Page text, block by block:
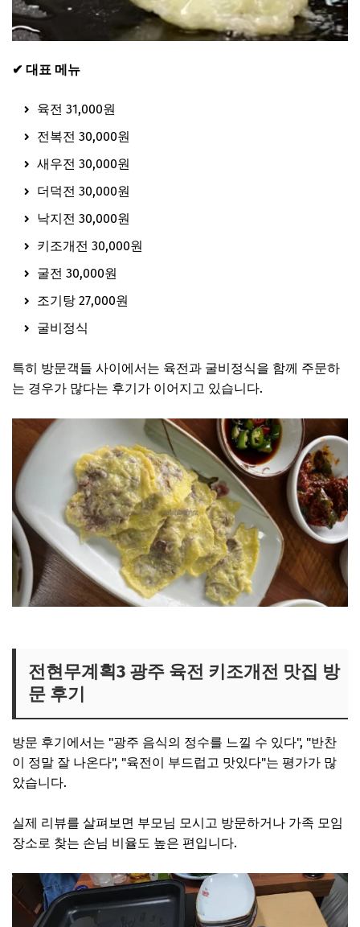
✔ 대표 메뉴
육전 31,000원
전복전 30,000원
새우전 30,000원
더덕전 30,000원
낙지전 30,000원
키조개전 30,000원
굴전 30,000원
조기탕 27,000원
굴비정식
특히 방문객들 사이에서는 육전과 굴비정식을 함께 주문하
는 경우가 많다는 후기가 이어지고 있습니다.
전현무계획3 광주 육전 키조개전 맛집 방
문 후기
방문 후기에서는 "광주 음식의 정수를 느낄 수 있다", "반찬
이 정말 잘 나온다", "육전이 부드럽고 맛있다"는 평가가 많
았습니다.
실제 리뷰를 살펴보면 부모님 모시고 방문하거나 가족 모임
장소로 찾는 손님 비율도 높은 편입니다.